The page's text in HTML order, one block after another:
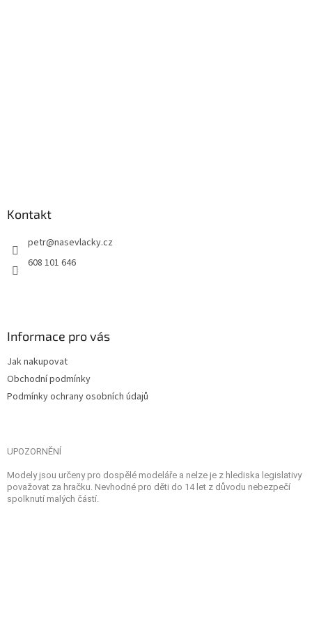
Kontakt
petr@nasevlacky.cz
608 101 646
Informace pro vás
Jak nakupovat
Obchodní podmínky
Podmínky ochrany osobních údajů
UPOZORNĚNÍ
Modely jsou určeny pro dospělé modeláře a nelze je z hlediska legislativy
považovat za hračku. Nevhodné pro děti do 14 let z důvodu nebezpečí
spolknutí malých částí.